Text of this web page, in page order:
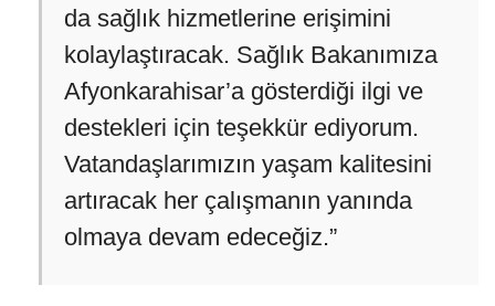
da sağlık hizmetlerine erişimini
kolaylaştıracak. Sağlık Bakanımıza
Afyonkarahisar’a gösterdiği ilgi ve
destekleri için teşekkür ediyorum.
Vatandaşlarımızın yaşam kalitesini
artıracak her çalışmanın yanında
olmaya devam edeceğiz.”